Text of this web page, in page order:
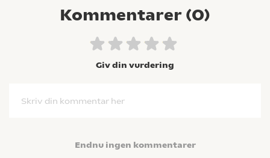
Kommentarer (0)
Giv din vurdering
Skriv din kommentar her
Endnu ingen kommentarer